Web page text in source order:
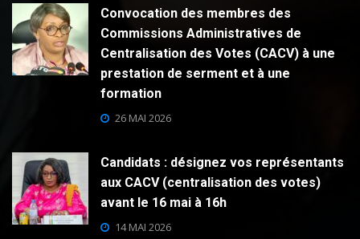
Convocation des membres des
Commissions Administratives de
Centralisation des Votes (CACV) à une
prestation de serment et à une
formation
26 MAI 2026
Candidats : désignez vos représentants
aux CACV (centralisation des votes)
avant le 16 mai à 16h
14 MAI 2026